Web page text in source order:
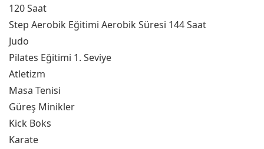
120 Saat
Step Aerobik Eğitimi Aerobik Süresi 144 Saat
Judo
Pilates Eğitimi 1. Seviye
Atletizm
Masa Tenisi
Güreş Minikler
Kick Boks
Karate